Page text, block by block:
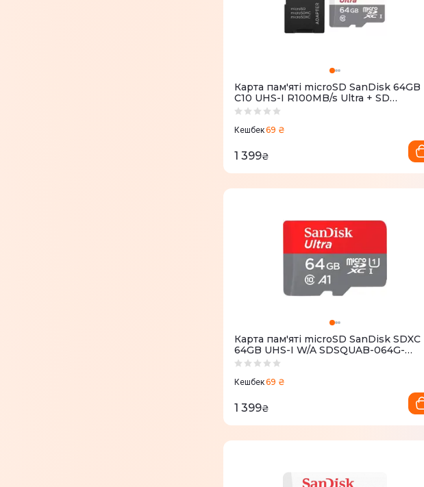
Карта пам'яті microSD SanDisk 64GB
C10 UHS-I R100MB/s Ultra + SD
(SDSQUNR-064G-GN3MA)
Кешбек69 ₴
1 399₴
Карта пам'яті microSD SanDisk SDXC
64GB UHS-I W/A SDSQUAB-064G-
GN6MA
Кешбек69 ₴
1 399₴